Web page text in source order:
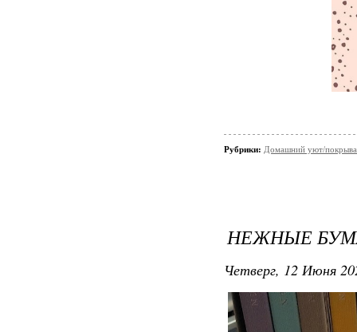
Рубрики: Домашний уют/
НЕЖНЫЕ
Четверг, 12 Июня